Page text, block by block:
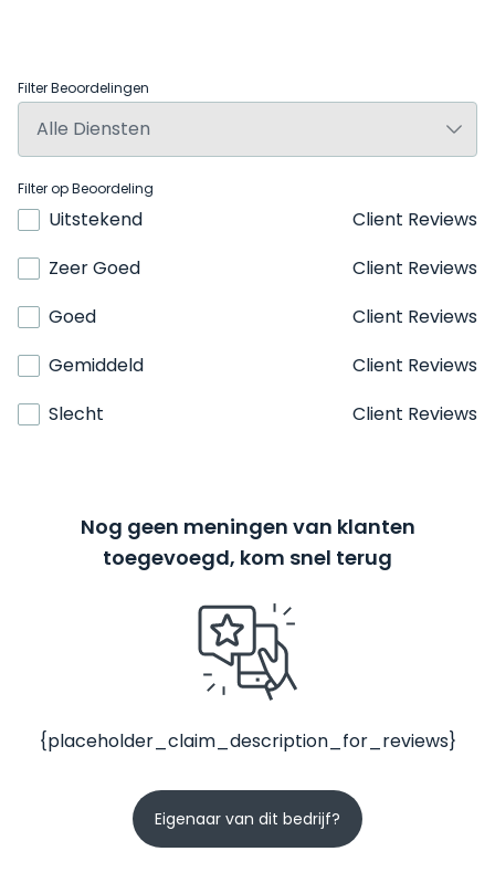
Filter Beoordelingen
Filter op Beoordeling
Uitstekend
Client Reviews
Zeer Goed
Client Reviews
Goed
Client Reviews
Gemiddeld
Client Reviews
Slecht
Client Reviews
Nog geen meningen van klanten
toegevoegd, kom snel terug
{placeholder_claim_description_for_reviews}
Eigenaar van dit bedrijf?